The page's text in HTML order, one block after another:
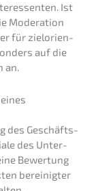
Ist
Modera­ti­on
für zielori­en­
auf die
an.
des Geschäfts­
des Unter­
Bewer­tung
berei­nig­ter